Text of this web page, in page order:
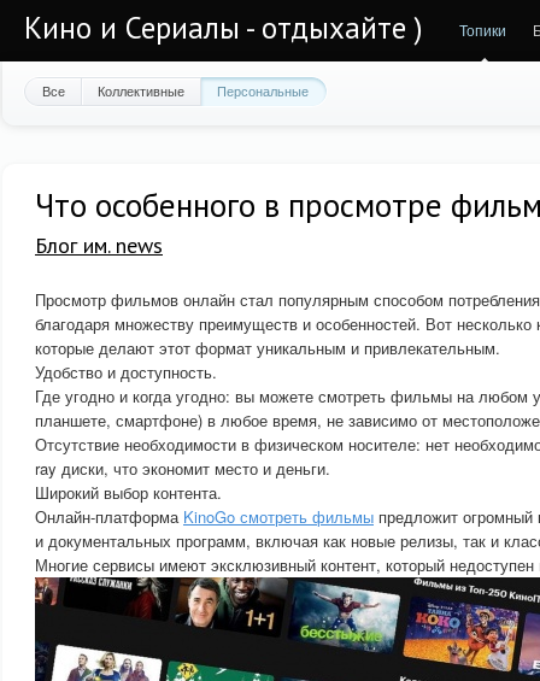
Кино и Сериалы - отдыхайте ) Топики
Все Коллективные Персональные
Что особенного в просмотре
Блог им. news
Просмотр фильмов онлайн стал популярным способом
благодаря множеству преимуществ и особенностей. Вот
которые делают этот формат уникальным и привлекательным.
Удобство и доступность.
Где угодно и когда угодно: вы можете смотреть фильмы на любом
планшете, смартфоне) в любое время, не зависимо от
Отсутствие необходимости в физическом носителе: нет
ray диски, что экономит место и деньги.
Широкий выбор контента.
Онлайн-платформа KinoGo смотреть фильмы предложит
и документальных программ, включая как новые релизы, так и
Многие сервисы имеют эксклюзивный контент, который